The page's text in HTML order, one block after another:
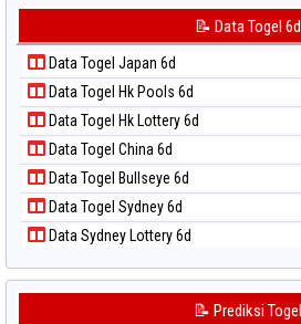
📝 Pola Dasar Taiwan
Data Togel Kuda Lari
Data Togel Magnum Cambodia
Data Togel Nagoya
Data Togel North Carolina Day
Data Togel Pcso
Data Togel Sao Paulo
Data Togel Singapore
Data Togel Sydney
Data Togel Sydney Lottery
Data Togel Sydney Lottery 6d
📝 Data Togel 6d
Data Togel Japan 6d
Data Togel Hk Pools 6d
Data Togel Hk Lottery 6d
Data Togel China 6d
Data Togel Bullseye 6d
Data Togel Sydney 6d
Data Sydney Lottery 6d
📝 Prediksi Togel